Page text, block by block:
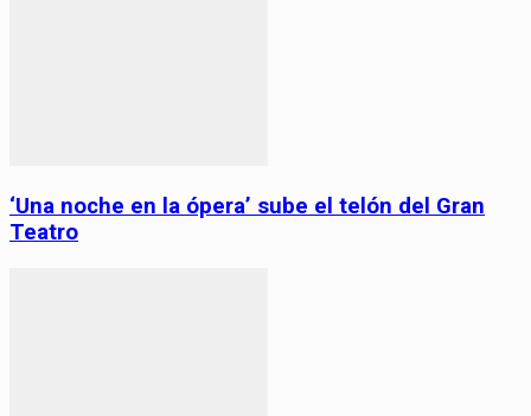
‘Una noche en la ópera’ sube el telón del Gran
Teatro